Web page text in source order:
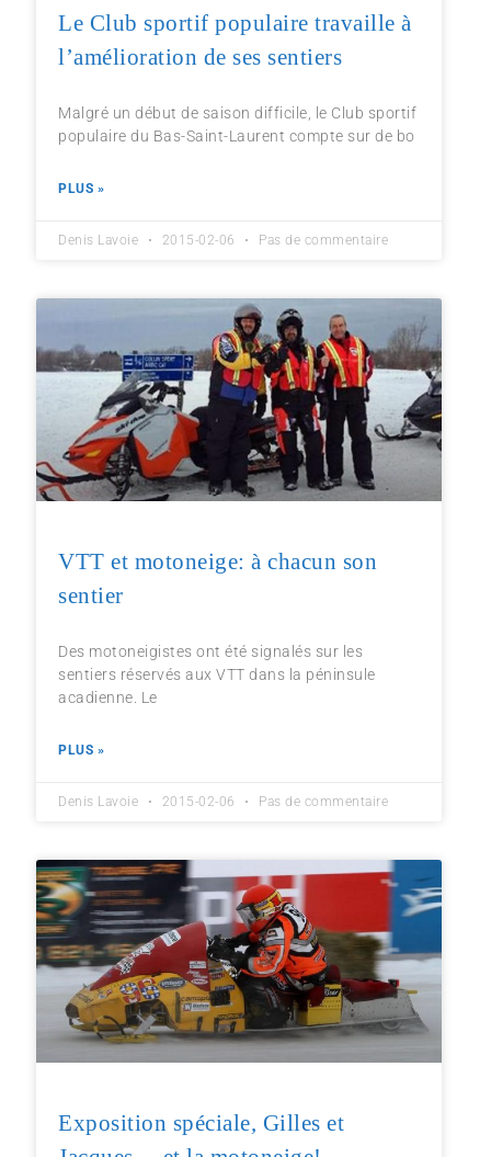
Le Club sportif populaire travaille à
l’amélioration de ses sentiers
Malgré un début de saison difficile, le Club sportif
populaire du Bas-Saint-Laurent compte sur de bo
PLUS »
Denis Lavoie 2015-02-06 Pas de commentaire
VTT et motoneige: à chacun son
sentier
Des motoneigistes ont été signalés sur les
sentiers réservés aux VTT dans la péninsule
acadienne. Le
PLUS »
Denis Lavoie 2015-02-06 Pas de commentaire
Exposition spéciale, Gilles et